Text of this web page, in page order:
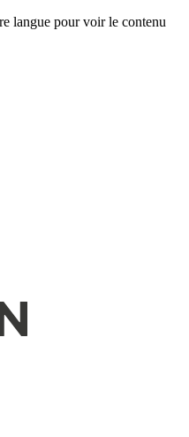
langue pour voir le contenu